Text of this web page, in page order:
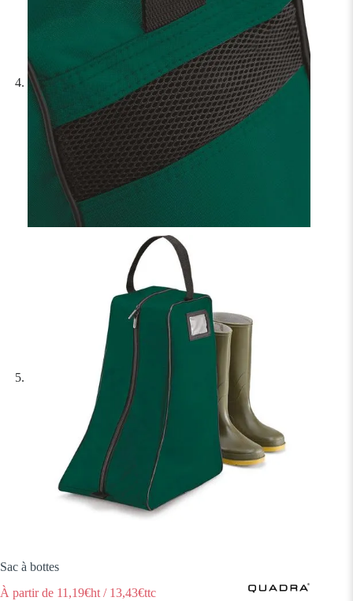
Sac à bottes
À partir de 11,19€ht / 13,43€ttc